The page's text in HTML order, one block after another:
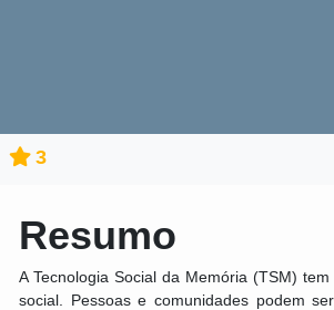
3
Resumo
A Tecnologia Social da Memória (TSM)
social. Pessoas e comunidades podem